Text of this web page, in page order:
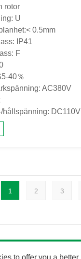
rotor
U
0.5mm
IP41
F
40％
AC380V
hållspänning: DC110V
1 2 3
to offer you a better